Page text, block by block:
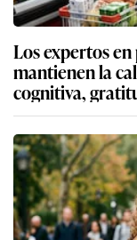
Los expertos
mantienen la
cognitiva,